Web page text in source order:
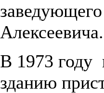
Алексеевича.
В 1973 году
зданию